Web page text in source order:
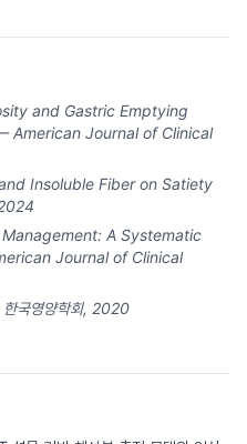
and Gastric Emptying
American Journal of Clinical
Insoluble Fiber on Satiety
A Systematic
Journal of Clinical
국영양학회, 2020